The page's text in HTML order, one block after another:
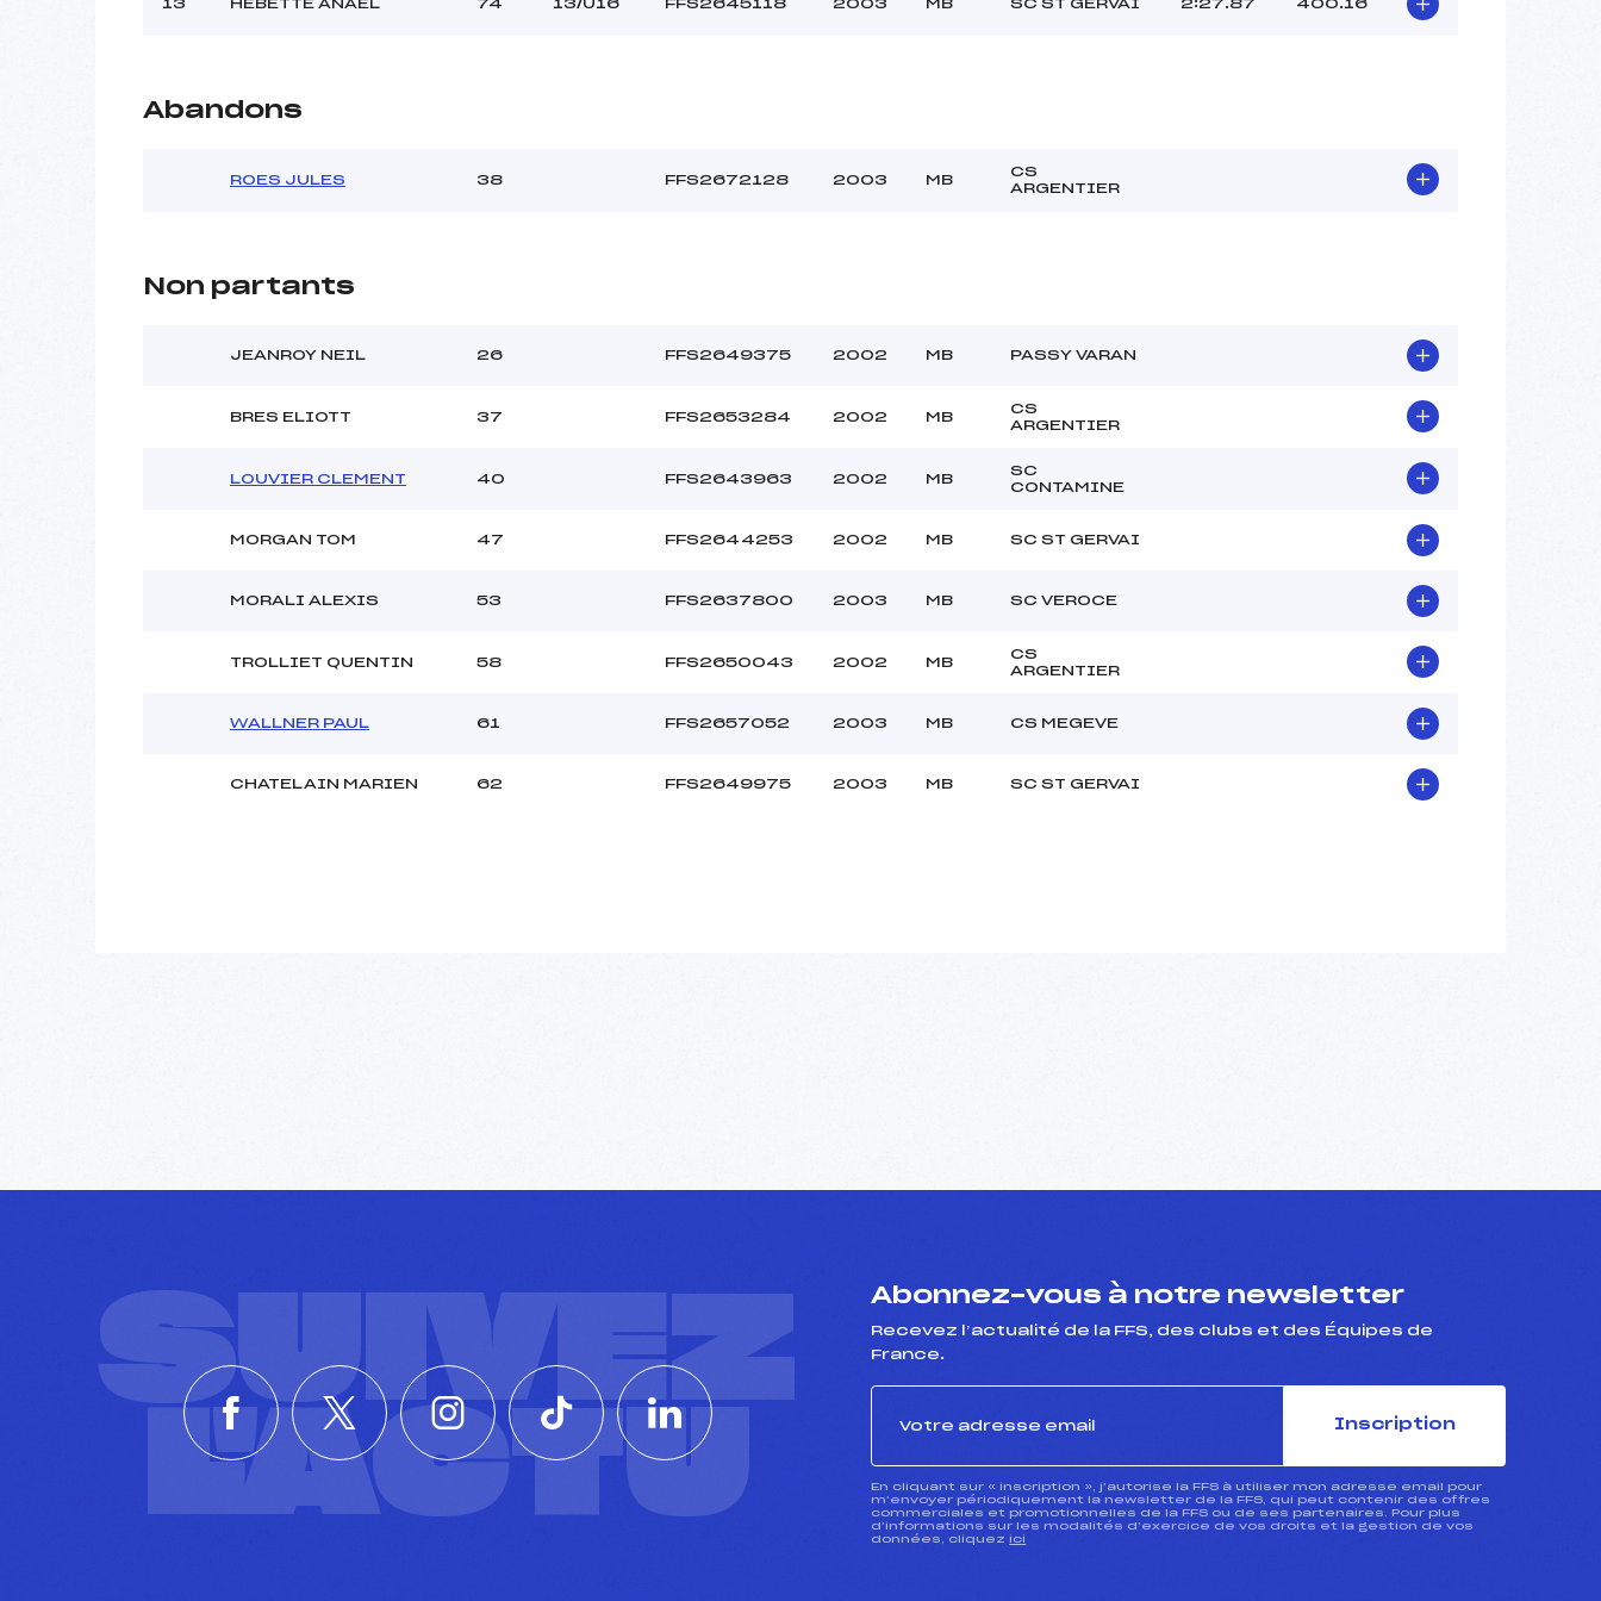
13 HEBETTE ANAEL 74 13/U16 FFS2645118 2003 MB SC ST GERVAI 2:27.87 400.16
Abandons
ROES JULES 38 FFS2672128 2003 MB
CS
ARGENTIER
Non partants
JEANROY NEIL 26 FFS2649375 2002 MB PASSY VARAN
BRES ELIOTT 37 FFS2653284 2002 MB
CS
ARGENTIER
LOUVIER CLEMENT 40 FFS2643963 2002 MB
SC
CONTAMINE
MORGAN TOM 47 FFS2644253 2002 MB SC ST GERVAI
MORALI ALEXIS 53 FFS2637800 2003 MB SC VEROCE
TROLLIET QUENTIN 58 FFS2650043 2002 MB
CS
ARGENTIER
WALLNER PAUL 61 FFS2657052 2003 MB CS MEGEVE
CHATELAIN MARIEN 62 FFS2649975 2003 MB SC ST GERVAI
SUIVEZ
L'ACTU
Abonnez-vous à notre newsletter
Recevez l’actualité de la FFS, des clubs et des Équipes de
France.
Inscription
En cliquant sur « inscription », j’autorise la FFS à utiliser mon adresse email pour
m’envoyer périodiquement la newsletter de la FFS, qui peut contenir des offres
commerciales et promotionnelles de la FFS ou de ses partenaires. Pour plus
d’informations sur les modalités d’exercice de vos droits et la gestion de vos
données, cliquez ici